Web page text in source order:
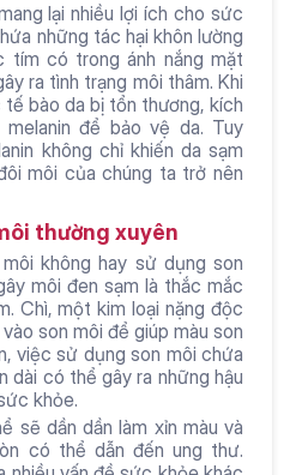
lại nhiều lợi ích cho sức
những tác hại khôn lường
tím có trong ánh nắng mặt
ra tình trạng môi thâm. Khi
bào da bị tổn thương, kích
để bảo vệ da. Tuy
không chỉ khiến da sạm
môi của chúng ta trở nên
thường xuyên
không hay sử dụng son
môi đen sạm là thắc mắc
Chì, một kim loại nặng độc
son môi để giúp màu son
việc sử dụng son môi chứa
dài có thể gây ra những hậu
khỏe.
sẽ dần dần làm xỉn màu và
có thể dẫn đến ung thư.